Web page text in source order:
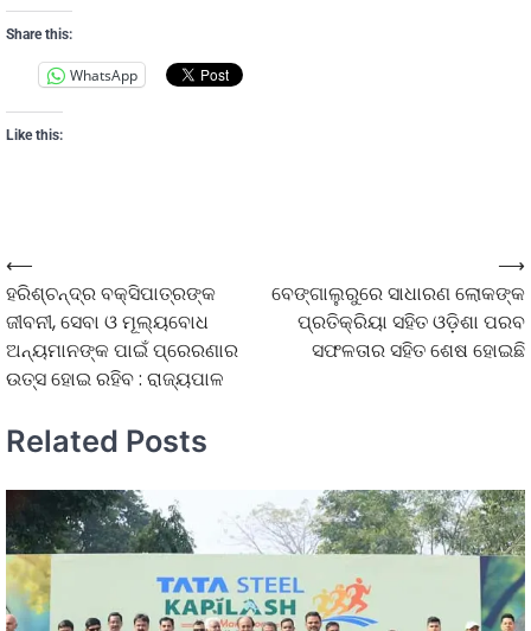
Share this:
WhatsApp
Like this:
⟵
ହରିଶ୍ଚନ୍ଦ୍ର ବକ୍ସିପାତ୍ରଙ୍କ
ଜୀବନୀ, ସେବା ଓ ମୂଲ୍ୟବୋଧ
ଅନ୍ୟମାନଙ୍କ ପାଇଁ ପ୍ରେରଣାର
ଉତ୍ସ ହୋଇ ରହିବ : ରାଜ୍ୟପାଳ
ବେଙ୍ଗାଲୁରୁରେ ସାଧାରଣ ଲୋକଙ୍କ
ପ୍ରତିକ୍ରିୟା ସହିତ ଓଡ଼ିଶା ପରବ
ସଫଳତାର ସହିତ ଶେଷ ହୋଇଛି
⟶
Related Posts